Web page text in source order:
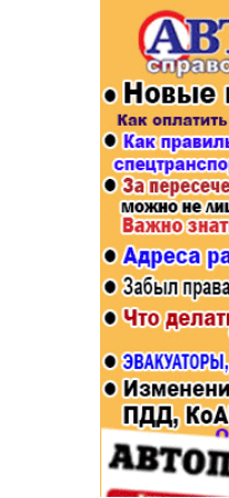
Афиша
Строительство и ремонт
Авто и мото
Рестораны, кафе, бары
Спорт Фитнес
Недвижимость
Красота Косметология
Популярное →
Строительство и ремонт